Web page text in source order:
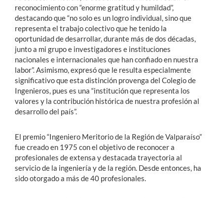
reconocimiento con “enorme gratitud y humildad”,
destacando que “no solo es un logro individual, sino que
representa el trabajo colectivo que he tenido la
oportunidad de desarrollar, durante más de dos décadas,
junto a mi grupo e investigadores e instituciones
nacionales e internacionales que han confiado en nuestra
labor”. Asimismo, expresó que le resulta especialmente
significativo que esta distinción provenga del Colegio de
Ingenieros, pues es una “institución que representa los
valores y la contribución histórica de nuestra profesión al
desarrollo del país”.
El premio “Ingeniero Meritorio de la Región de Valparaíso”
fue creado en 1975 con el objetivo de reconocer a
profesionales de extensa y destacada trayectoria al
servicio de la ingeniería y de la región. Desde entonces, ha
sido otorgado a más de 40 profesionales.